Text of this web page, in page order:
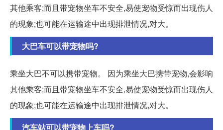
其他乘客;而且带宠物坐车不安全,易使宠物受惊而出现伤人
的现象;也可能在运输途中出现排泄情况,对大。
大巴车可以带宠物吗?
乘坐大巴不可以携带宠物。 因为乘坐大巴携带宠物,会影响
其他乘客;而且带宠物坐车不安全,易使宠物受惊而出现伤人
的现象;也可能在运输途中出现排泄情况,对大。
汽车站可以带宠物上车吗?